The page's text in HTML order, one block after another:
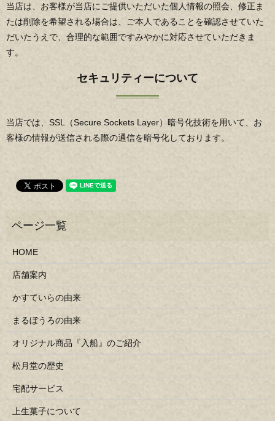
当店は、お客様が当店にご提供いただいた個人情報の照会、修正ま
たは削除を希望される場合は、ご本人であることを確認させていた
だいたうえで、合理的な範囲ですみやかに対応させていただきま
す。
セキュリティーについて
当店では、SSL（Secure Sockets Layer）暗号化技術を用いて、お
客様の情報が送信される際の通信を暗号化しております。
HOME
店舗案内
かすていらの由来
まるぼうろの由来
オリジナル商品『入船』のご紹介
松月堂の歴史
宅配サービス
上生菓子について